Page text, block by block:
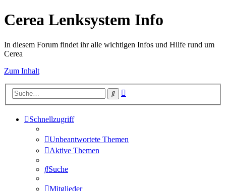
Cerea Lenksystem Info
In diesem Forum findet ihr alle wichtigen Infos und Hilfe rund um
Cerea
Zum Inhalt
Suche
Schnellzugriff
Unbeantwortete Themen
Aktive Themen
Suche
Mitglieder